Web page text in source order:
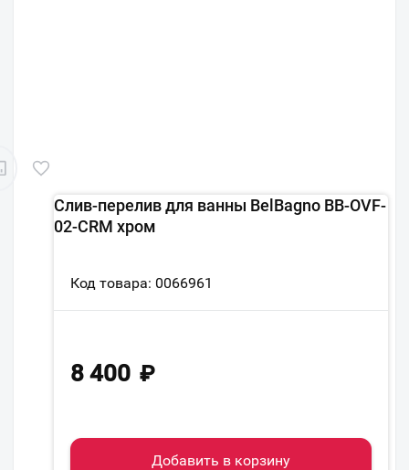
Слив-перелив для ванны BelBagno BB-OVF-
02-CRM хром
Код товара: 0066961
8 400 ₽
Добавить в корзину